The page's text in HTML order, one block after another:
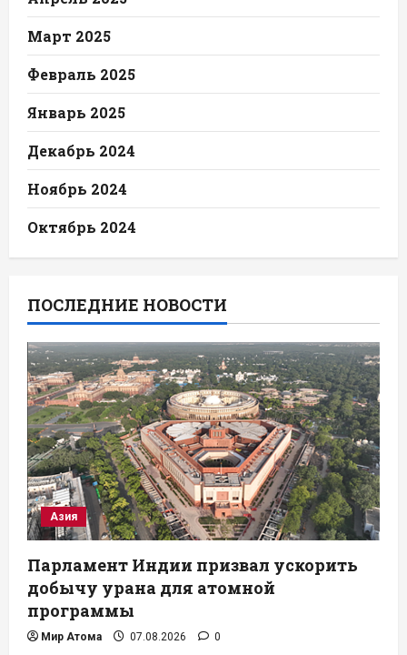
Март 2025
Февраль 2025
Январь 2025
Декабрь 2024
Ноябрь 2024
Октябрь 2024
ПОСЛЕДНИЕ НОВОСТИ
Азия
Парламент Индии призвал ускорить
добычу урана для атомной
программы
Мир Атома 07.08.2026 0